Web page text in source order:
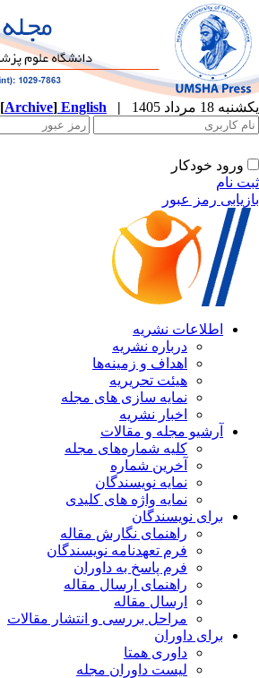
یکشنبه 18 مرداد 1405 |
English
[Archive]
ورود خودکار
ثبت نام
بازیابی رمز عبور
اطلاعات نشریه
درباره نشریه
اهداف و زمینه‌ها
هیئت تحریریه
نمایه سازی های مجله
اخبار نشریه
آرشیو مجله و مقالات
کلیه شماره‌های مجله
آخرین شماره
نمایه نویسندگان
نمایه واژه های کلیدی
برای نویسندگان
راهنمای نگارش مقاله
فرم تعهدنامه نویسندگان
فرم پاسخ به داوران
راهنمای ارسال مقاله
ارسال مقاله
مراحل بررسی و انتشار مقالات
برای داوران
داوری همتا
لیست داوران مجله